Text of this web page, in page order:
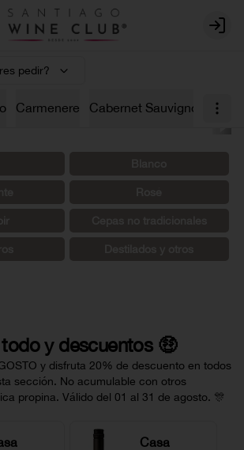
Login
pedir?
Carmenere Cabernet Sauvignon
y descuentos 🤑
y disfruta 20% de descuento en todos
sección. No acumulable con otros
propina. Válido del 01 al 31 de agosto. 🎊
Casa